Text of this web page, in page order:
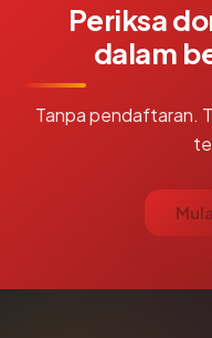
Periksa
dalam
Tanpa pendaftaran.